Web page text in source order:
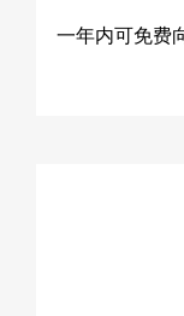
一年内可免费